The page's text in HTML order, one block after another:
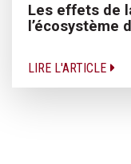
Les effets de
l’écosystème
LIRE L'ARTICLE